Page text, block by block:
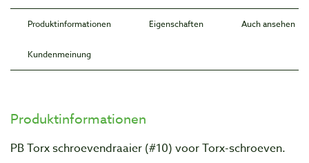
Produktinformationen Eigenschaften Auch ansehen
Kundenmeinung
Produktinformationen
PB Torx schroevendraaier (#10) voor Torx-schroeven.